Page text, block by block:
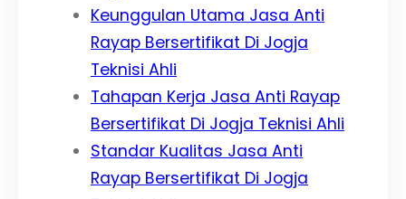
Keunggulan Utama Jasa Anti
Rayap Bersertifikat Di Jogja
Teknisi Ahli
Tahapan Kerja Jasa Anti Rayap
Bersertifikat Di Jogja Teknisi Ahli
Standar Kualitas Jasa Anti
Rayap Bersertifikat Di Jogja